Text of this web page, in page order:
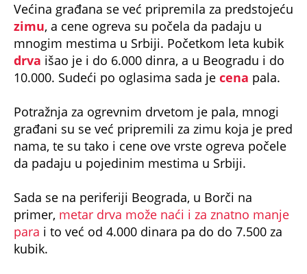
Većina građana se već pripremila za predstojeću
zimu, a cene ogreva su počela da padaju u
mnogim mestima u Srbiji. Početkom leta kubik
drva išao je i do 6.000 dinra, a u Beogradu i do
10.000. Sudeći po oglasima sada je cena pala.
Potražnja za ogrevnim drvetom je pala, mnogi
građani su se već pripremili za zimu koja je pred
nama, te su tako i cene ove vrste ogreva počele
da padaju u pojedinim mestima u Srbiji.
Sada se na periferiji Beograda, u Borči na
primer, metar drva može naći i za znatno manje
para i to već od 4.000 dinara pa do do 7.500 za
kubik.